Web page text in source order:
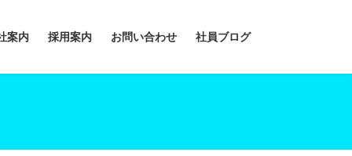
案内 採用案内 お問い合わせ 社員ブログ